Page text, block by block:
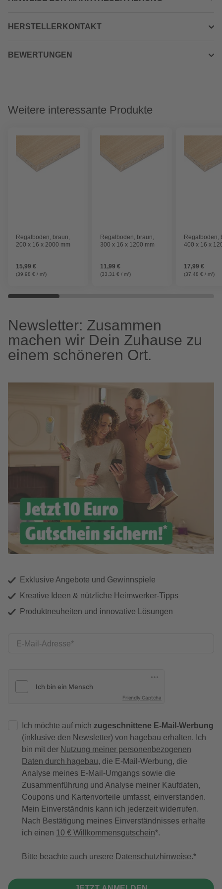
HERSTELLERKONTAKT
BEWERTUNGEN
Weitere interessante Produkte
Regalboden, braun,
200 x 16 x 2000 mm
15,99 €
(39,98 € / m²)
Regalboden, braun,
300 x 16 x 1200 mm
11,99 €
(33,31 € / m²)
Regalboden,
400 x 16 x
17,99 €
(37,48 € / m²)
Newsletter: Zusammen
machen wir Dein Zuhause zu
einem schöneren Ort.
Exklusive Angebote und Gewinnspiele
Kreative Ideen & nützliche Heimwerker-Tipps
Produktneuheiten und innovative Lösungen
E-Mail-Adresse
Friendly Captcha
Ich möchte auf mich zugeschnittene E-Mail-Werbung
(inklusive den Newsletter) von hagebau erhalten. Ich
bin mit der Nutzung meiner personenbezogenen
Daten durch hagebau, die E-Mail-Werbung, die
Analyse meines E-Mail-Umgangs sowie die
Zusammenführung und Analyse meiner Kaufdaten,
Coupons und Kartenvorteile umfasst, einverstanden.
Mein Einverständnis kann ich jederzeit widerrufen.
Nach Bestätigung meines Einverständnisses erhalte
ich einen 10 € Willkommensgutschein*.
Bitte beachte auch unsere Datenschutzhinweise.